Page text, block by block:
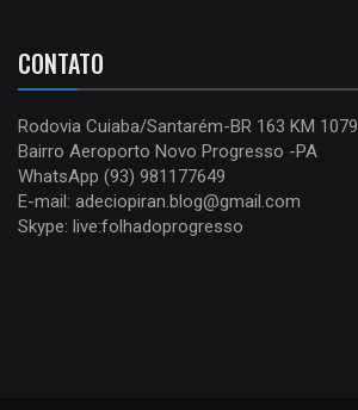
CONTATO
Rodovia Cuiaba/Santarém-BR 163 KM 1079
Bairro Aeroporto Novo Progresso -PA
WhatsApp (93) 981177649
E-mail: adeciopiran.blog@gmail.com
Skype: live:folhadoprogresso